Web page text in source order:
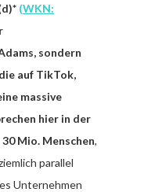
(WKN:
sondern
auf TikTok,
massive
hier in der
Mio. Menschen,
parallel
Unternehmen